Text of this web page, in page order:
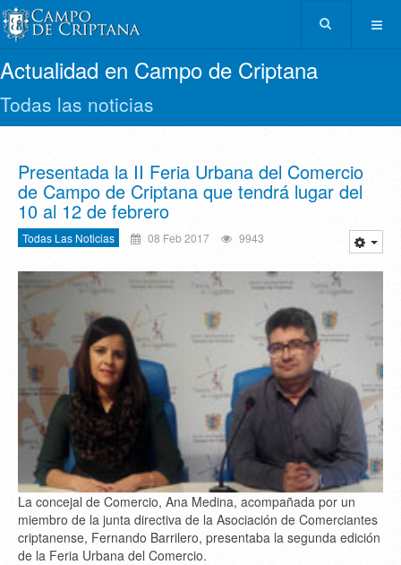
Actualidad en Campo de Criptana
Todas las noticias
Presentada la II Feria Urbana del Comercio
de Campo de Criptana que tendrá lugar del
10 al 12 de febrero
Todas Las Noticias 08 Feb 2017 9943
La concejal de Comercio, Ana Medina, acompañada por un
miembro de la junta directiva de la Asociación de Comerciantes
criptanense, Fernando Barrilero, presentaba la segunda edición
de la Feria Urbana del Comercio.